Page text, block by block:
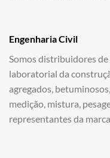
Engenharia Civil
Somos distribuidores
laboratorial da
agregados,
medição, mistura,
representantes da